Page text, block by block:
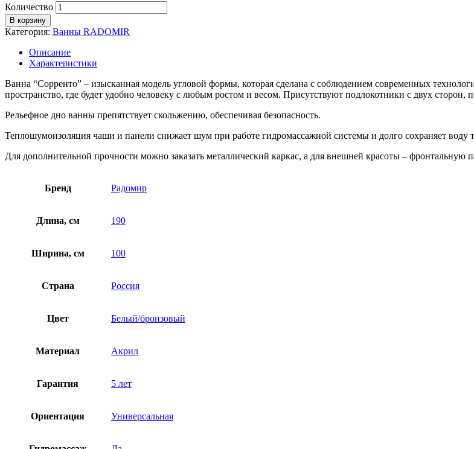
Количество
В корзину
Категория: Ванны RADOMIR
Описание
Характеристики
Ванна “Сорренто” – изысканная модель угловой формы, которая сделана с соблюдением современных
пространство, где будет удобно человеку с любым ростом и весом. Присутствуют подлокотники с двух
Рельефное дно ванны препятствует скольжению, обеспечивая безопасность.
Теплошумоизоляция чаши и панели снижает шум при работе гидромассажной системы и долго сохраняет воду
Для дополнительной прочности можно заказать металлический каркас, а для внешней красоты – фронтальную
Бренд Радомир
Длина, см 190
Ширина, см 100
Страна Россия
Цвет Белый/бронзовый
Материал Акрил
Гарантия 5 лет
Ориентация Универсальная